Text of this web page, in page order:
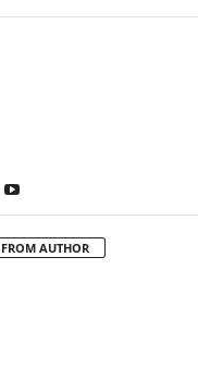
AUTHOR